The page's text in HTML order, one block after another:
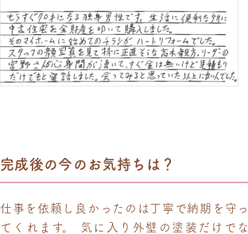
完成後の今のお気持ちは？
仕事を依頼し良かったのは丁寧で納期を守っ
てくれます。 気に入り外壁の塗装だけでな